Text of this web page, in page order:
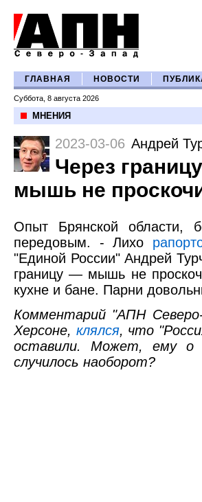
ГЛАВНАЯ НОВОСТИ
Суббота, 8 августа 2026
МНЕНИЯ
2023-03-06 Андрей
Через
мышь не
Опыт Брянской области,
передовым. - Лихо
"Единой России" Андрей
границу — мышь не
кухне и бане. Парни
Комментарий "АПН
Херсоне, клялся, что
оставили. Может, ему о
случилось наоборот?